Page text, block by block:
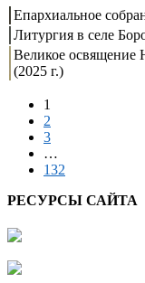
Епархиальное
Литургия в селе
Великое освящение
(2025 г.)
1
2
3
…
132
РЕСУРСЫ САЙТА